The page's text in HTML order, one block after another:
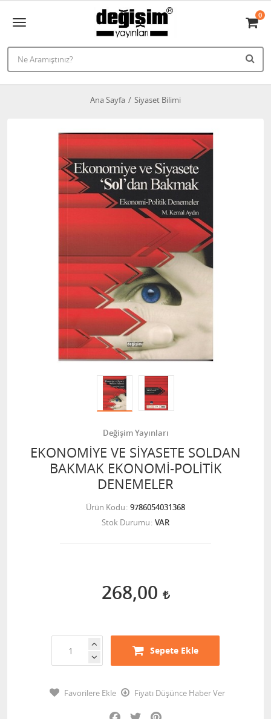
0
Ana Sayfa Siyaset Bilimi
Değişim Yayınları
EKONOMİYE VE SİYASETE SOLDAN
BAKMAK EKONOMİ-POLİTİK
DENEMELER
Ürün Kodu 9786054031368
Stok Durumu VAR
268,00
Sepete Ekle
Favorilere Ekle
Fiyatı Düşünce Haber Ver
Facebook
Twitter